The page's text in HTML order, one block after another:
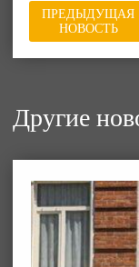
ПРЕДЫДУЩАЯ
НОВОСТЬ
Другие